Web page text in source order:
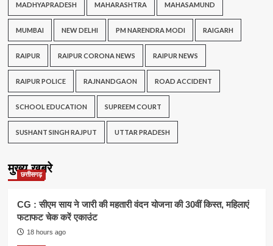
MADHYAPRADESH MAHARASHTRA MAHASAMUND
MUMBAI NEW DELHI PM NARENDRA MODI RAIGARH
RAIPUR RAIPUR CORONA NEWS RAIPUR NEWS
RAIPUR POLICE RAJNANDGAON ROAD ACCIDENT
SCHOOL EDUCATION SUPREEM COURT
SUSHANT SINGH RAJPUT UTTAR PRADESH
मुख्य खबरे
छत्तीसगढ़
CG : सीएम साय ने जारी की महतारी वंदन योजना की 30वीं किस्त, महिलाएं
फटाफट चेक करें एकाउंट
18 hours ago